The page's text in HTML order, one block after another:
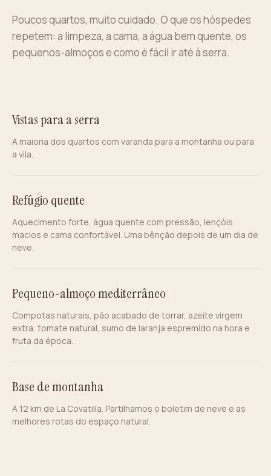
Poucos quartos, muito cuidado. O que os hóspedes
repetem: a limpeza, a cama, a água bem quente, os
pequenos-almoços e como é fácil ir até à serra.
Vistas para a serra
A maioria dos quartos com varanda para a montanha ou para
a vila.
Refúgio quente
Aquecimento forte, água quente com pressão, lençóis
macios e cama confortável. Uma bênção depois de um dia de
neve.
Pequeno-almoço mediterrâneo
Compotas naturais, pão acabado de torrar, azeite virgem
extra, tomate natural, sumo de laranja espremido na hora e
fruta da época.
Base de montanha
A 12 km de La Covatilla. Partilhamos o boletim de neve e as
melhores rotas do espaço natural.